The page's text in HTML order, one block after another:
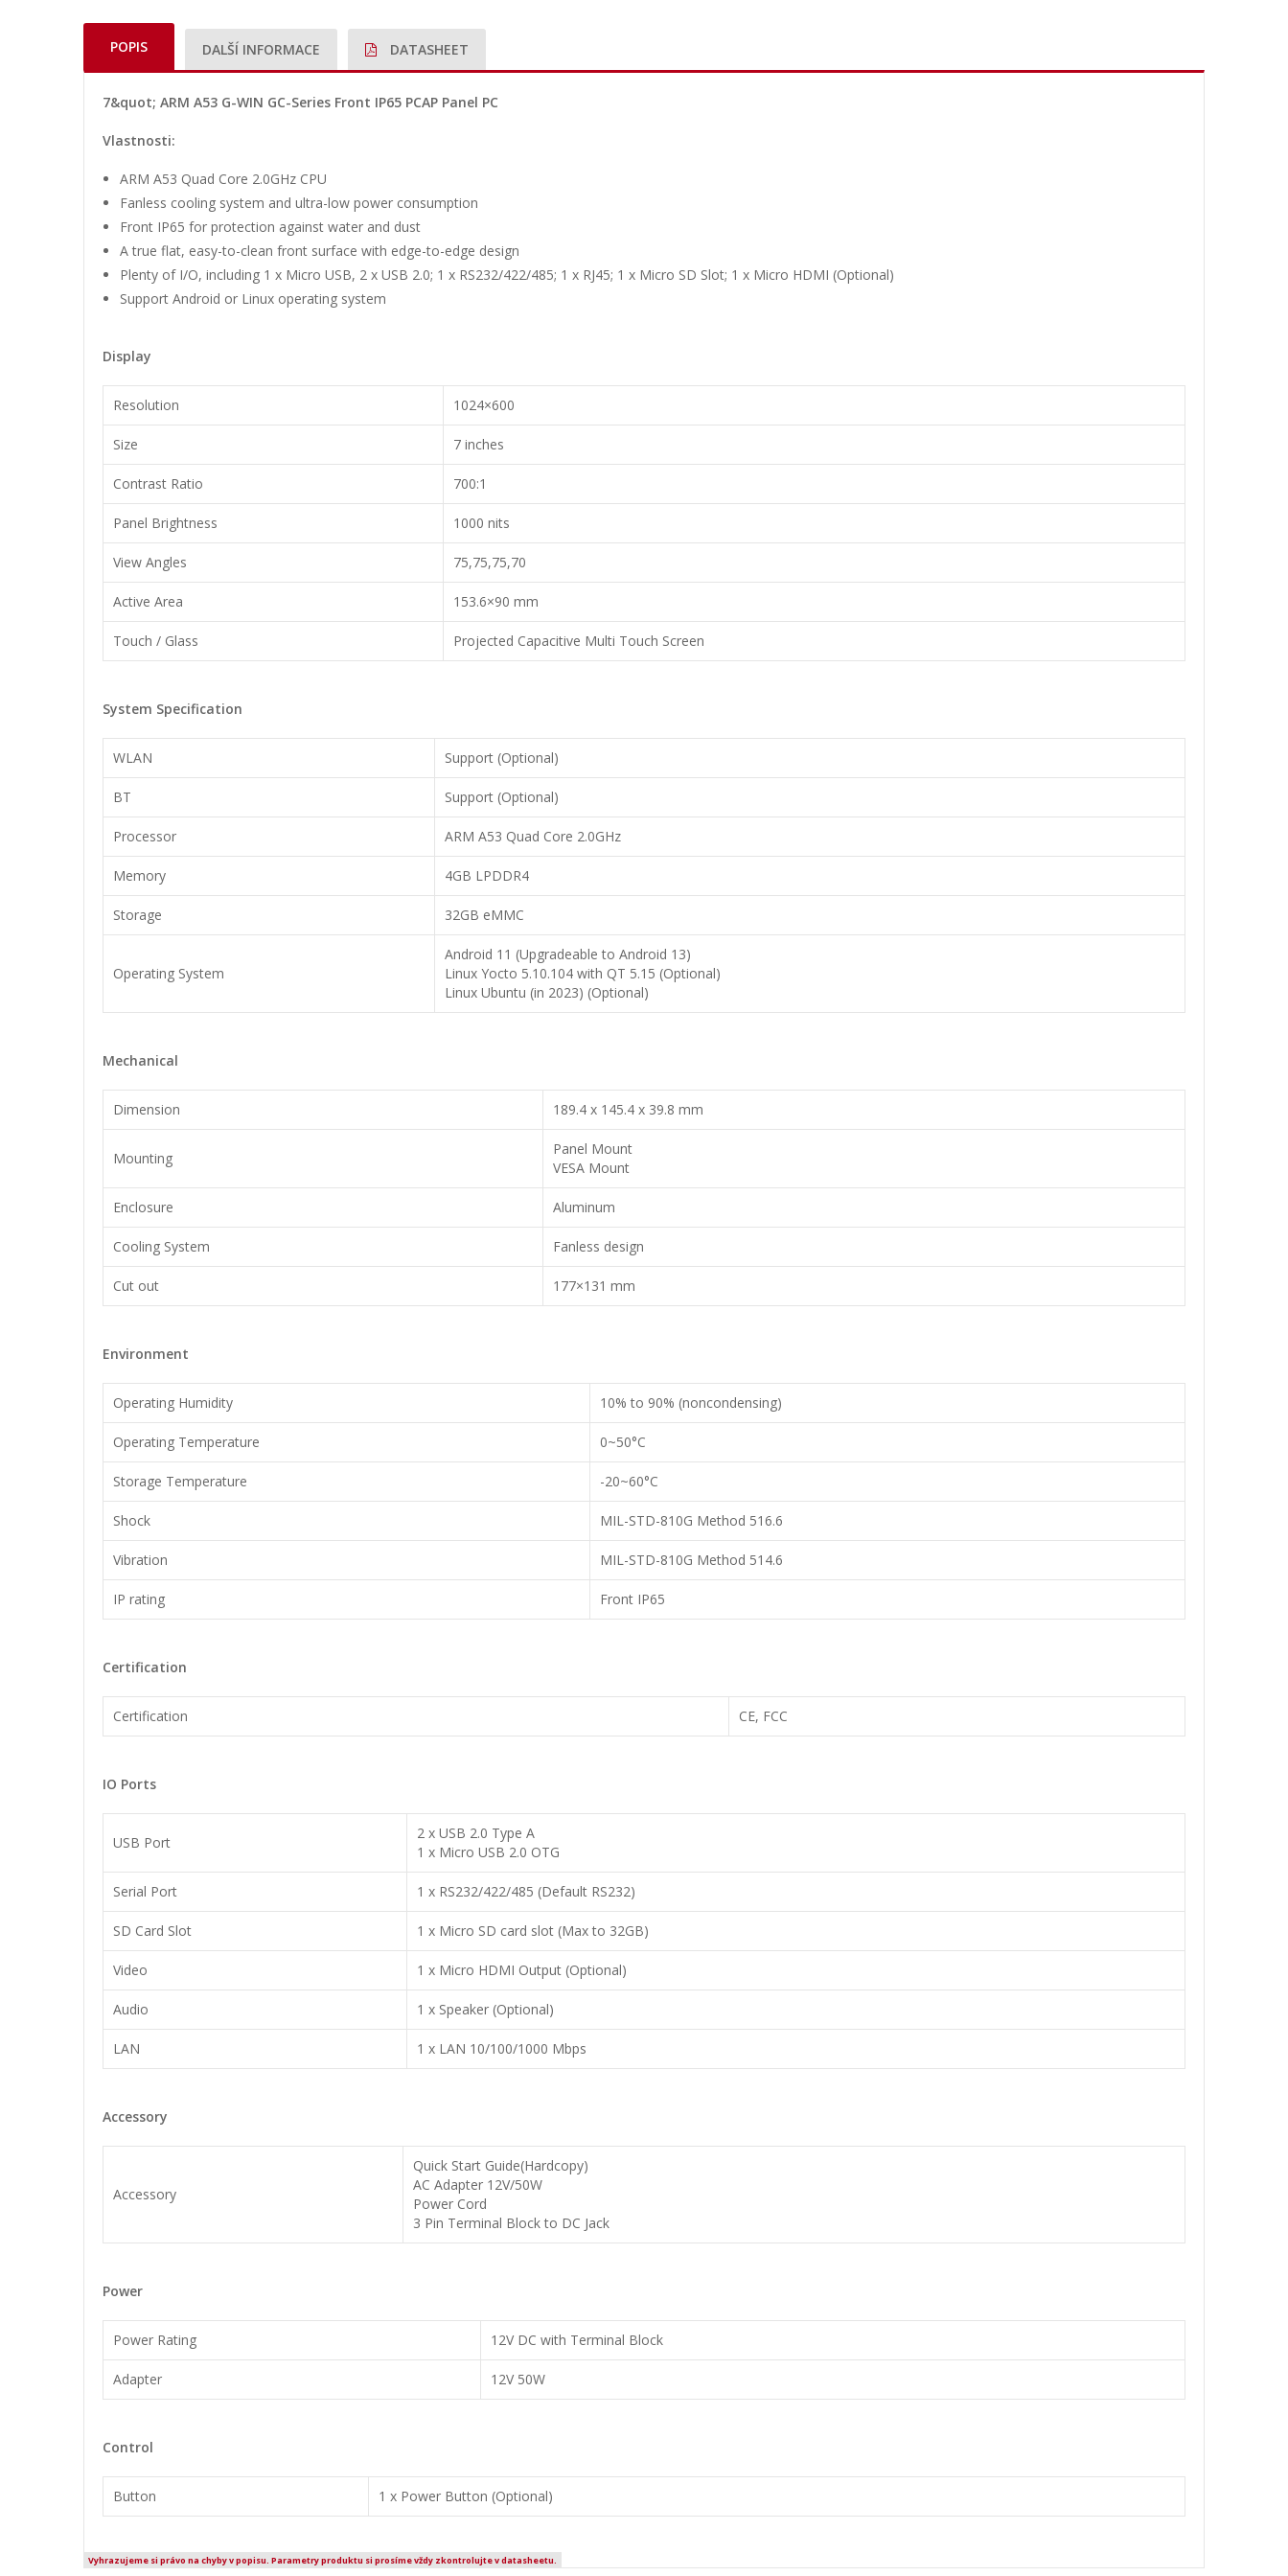
POPIS DALŠÍ INFORMACE DATASHEET
7&quot; ARM A53 G-WIN GC-Series Front IP65 PCAP Panel PC
Vlastnosti:
ARM A53 Quad Core 2.0GHz CPU
Fanless cooling system and ultra-low power consumption
Front IP65 for protection against water and dust
A true flat, easy-to-clean front surface with edge-to-edge design
Plenty of I/O, including 1 x Micro USB, 2 x USB 2.0; 1 x RS232/422/485; 1 x RJ45; 1 x Micro SD Slot; 1 x Micro HDMI (Optional)
Support Android or Linux operating system
Display
Resolution 1024×600
Size 7 inches
Contrast Ratio 700:1
Panel Brightness 1000 nits
View Angles 75,75,75,70
Active Area 153.6×90 mm
Touch / Glass Projected Capacitive Multi Touch Screen
System Specification
WLAN Support (Optional)
BT Support (Optional)
Processor ARM A53 Quad Core 2.0GHz
Memory 4GB LPDDR4
Storage 32GB eMMC
Operating System
Android 11 (Upgradeable to Android 13)
Linux Yocto 5.10.104 with QT 5.15 (Optional)
Linux Ubuntu (in 2023) (Optional)
Mechanical
Dimension 189.4 x 145.4 x 39.8 mm
Mounting
Panel Mount
VESA Mount
Enclosure Aluminum
Cooling System Fanless design
Cut out 177×131 mm
Environment
Operating Humidity 10% to 90% (non­condensing)
Operating Temperature 0~50°C
Storage Temperature ­-20~60°C
Shock MIL-STD-810G Method 516.6
Vibration MIL-STD-810G Method 514.6
IP rating Front IP65
Certification
Certification CE, FCC
IO Ports
USB Port
2 x USB 2.0 Type A
1 x Micro USB 2.0 OTG
Serial Port 1 x RS232/422/485 (Default RS232)
SD Card Slot 1 x Micro SD card slot (Max to 32GB)
Video 1 x Micro HDMI Output (Optional)
Audio 1 x Speaker (Optional)
LAN 1 x LAN 10/100/1000 Mbps
Accessory
Accessory
Quick Start Guide(Hardcopy)
AC Adapter 12V/50W
Power Cord
3 Pin Terminal Block to DC Jack
Power
Power Rating 12V DC with Terminal Block
Adapter 12V 50W
Control
Button 1 x Power Button (Optional)
Vyhrazujeme si právo na chyby v popisu. Parametry produktu si prosíme vždy zkontrolujte v datasheetu.